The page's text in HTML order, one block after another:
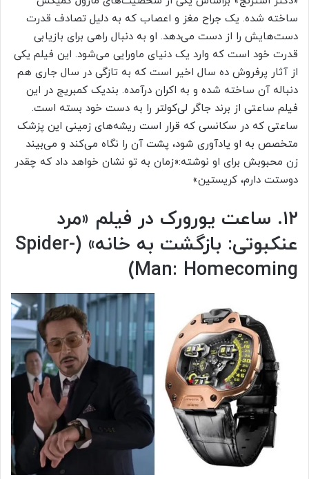
ساخته شده. یک جراح مغز و اعصاب که به دلیل تصادف قدرت
دست‌هایش را از دست می‌دهد. او به دنبال راهی برای بازیابی
قدرت خود است که وارد یک دنیای ماورایی می‌شود. این فیلم یکی
از آثار پرفروش‌ ده سال اخیر است که به تازگی در سال جاری هم
دنباله آن ساخته شده و به اکران درآمده. بندیک کمبریج در این
فیلم ساعتی از برند جاگر لی‌کولتر را به دست خود بسته است.
ساعتی که در سکانسی که قرار است ریشه‌های زمینی این پزشک
متخصص به او یادآوری شود، پشت آن را نگاه می‌کند و می‌بیند
زن محبوبش برای او نوشته:«زمان به تو نشان خواهد داد که چقدر
دوستت دارم، کریستین»
۱۲. ساعت یورورک در فیلم «مرد
عنکبوتی: بازگشت به خانه» (Spider-
Man: Homecoming)